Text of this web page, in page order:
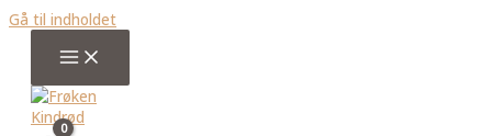
Gå til indholdet